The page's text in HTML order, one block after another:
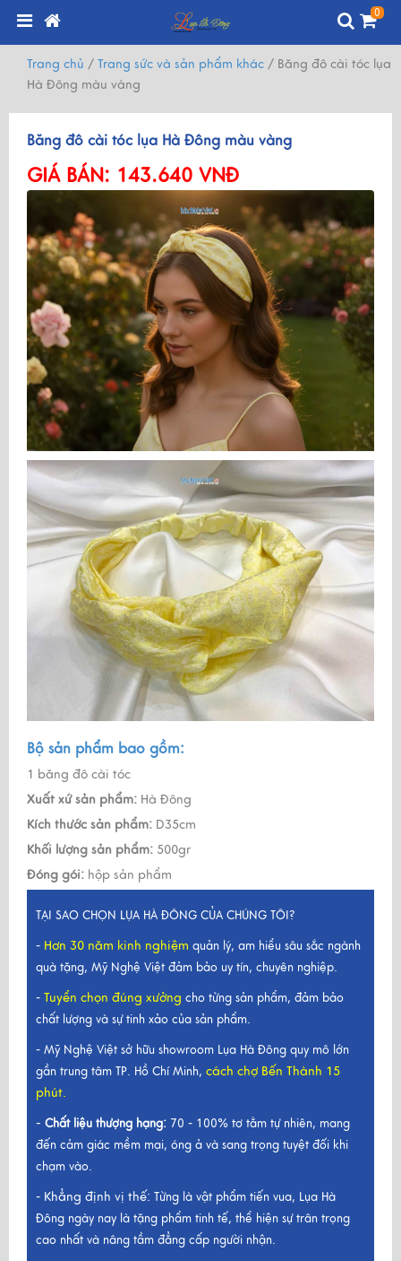
0
Trang chủ / Trang sức và sản phẩm khác / Băng đô cài tóc lụa
Hà Đông màu vàng
Băng đô cài tóc lụa Hà Đông màu vàng
GIÁ BÁN: 143.640 VNĐ
Bộ sản phẩm bao gồm:
1 băng đô cài tóc
Xuất xứ sản phẩm: Hà Đông
Kích thước sản phẩm: D35cm
Khối lượng sản phẩm: 500gr
Đóng gói: hộp sản phẩm
TẠI SAO CHỌN LỤA HÀ ĐÔNG CỦA CHÚNG TÔI?
- Hơn 30 năm kinh nghiệm quản lý, am hiểu sâu sắc ngành
quà tặng, Mỹ Nghệ Việt đảm bảo uy tín, chuyên nghiệp.
- Tuyển chọn đúng xưởng cho từng sản phẩm, đảm bảo
chất lượng và sự tinh xảo của sản phẩm.
- Mỹ Nghệ Việt sở hữu showroom Lụa Hà Đông quy mô lớn
gần trung tâm TP. Hồ Chí Minh, cách chợ Bến Thành 15
phút.
- Chất liệu thượng hạng: 70 - 100% tơ tằm tự nhiên, mang
đến cảm giác mềm mại, óng ả và sang trọng tuyệt đối khi
chạm vào.
- Khẳng định vị thế: Từng là vật phẩm tiến vua, Lụa Hà
Đông ngày nay là tặng phẩm tinh tế, thể hiện sự trân trọng
cao nhất và nâng tầm đẳng cấp người nhận.